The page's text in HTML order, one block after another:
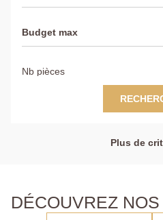
Plus de
DÉCOUVREZ